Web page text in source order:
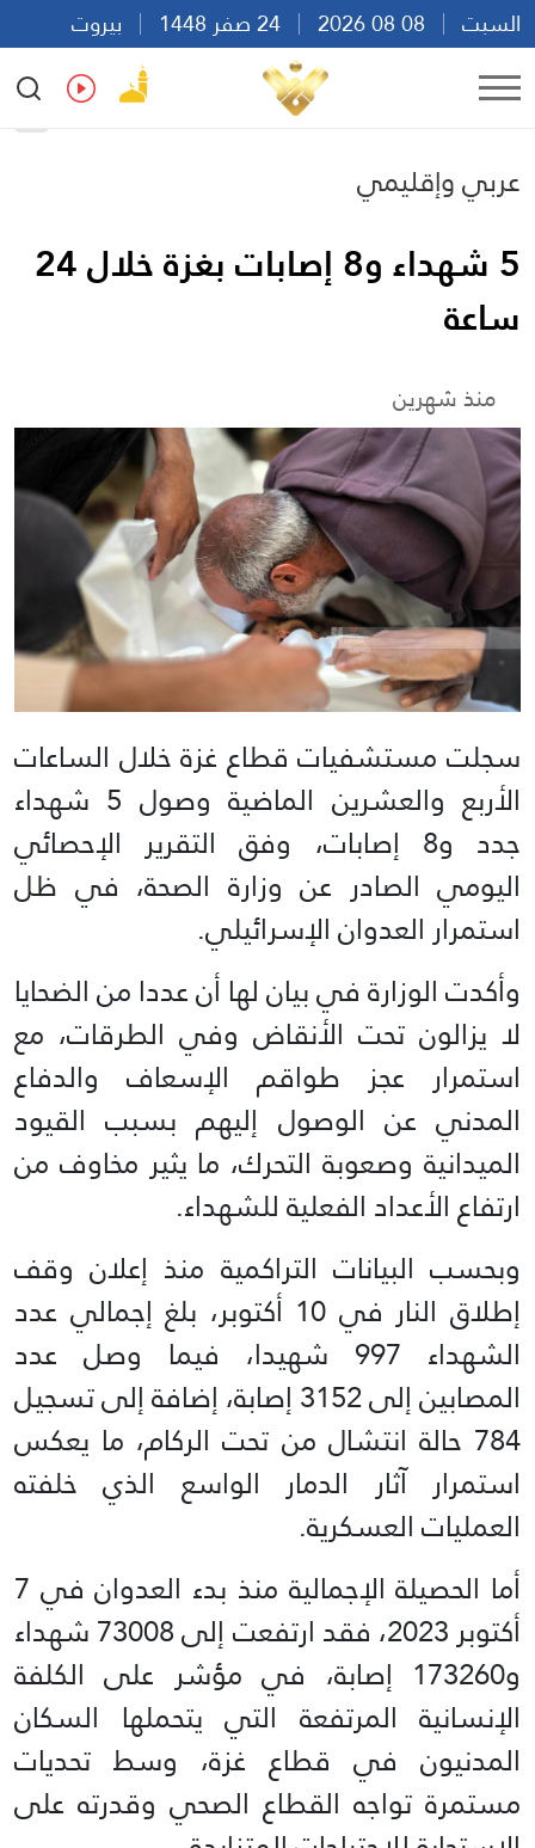
السبت
بيروت
16:11
Ar
عربي وإقليمي
5 شهداء و8 إصابات بغزة خلال 24
ساعة
منذ شهرين
سجلت مستشفيات قطاع غزة خلال الساعات
الأربع والعشرين الماضية وصول 5 شهداء
جدد و8 إصابات، وفق التقرير الإحصائي
اليومي الصادر عن وزارة الصحة، في ظل
استمرار العدوان الإسرائيلي.
وأكدت الوزارة في بيان لها أن عددا من الضحايا
لا يزالون تحت الأنقاض وفي الطرقات، مع
استمرار عجز طواقم الإسعاف والدفاع
المدني عن الوصول إليهم بسبب القيود
الميدانية وصعوبة التحرك، ما يثير مخاوف من
ارتفاع الأعداد الفعلية للشهداء.
وبحسب البيانات التراكمية منذ إعلان وقف
إطلاق النار في 10 أكتوبر، بلغ إجمالي عدد
الشهداء 997 شهيدا، فيما وصل عدد
المصابين إلى 3152 إصابة، إضافة إلى تسجيل
784 حالة انتشال من تحت الركام، ما يعكس
استمرار آثار الدمار الواسع الذي خلفته
العمليات العسكرية.
أما الحصيلة الإجمالية منذ بدء العدوان في 7
أكتوبر 2023، فقد ارتفعت إلى 73008 شهداء
و173260 إصابة، في مؤشر على الكلفة
الإنسانية المرتفعة التي يتحملها السكان
المدنيون في قطاع غزة، وسط تحديات
مستمرة تواجه القطاع الصحي وقدرته على